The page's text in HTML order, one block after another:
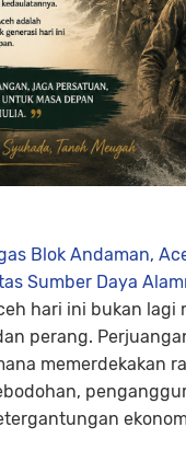
Blok Andaman,
Sumber Daya
hari ini bukan lagi
perang.
memerdekakan